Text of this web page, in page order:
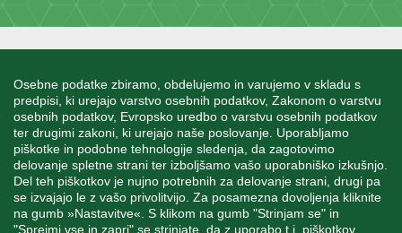
Osebne podatke zbiramo, obdelujemo in varujemo v skladu s
predpisi, ki urejajo varstvo osebnih podatkov, Zakonom o varstvu
osebnih podatkov, Evropsko uredbo o varstvu osebnih podatkov
ter drugimi zakoni, ki urejajo naše poslovanje. Uporabljamo
piškotke in podobne tehnologije sledenja, da zagotovimo
delovanje spletne strani ter izboljšamo vašo uporabniško izkušnjo.
Del teh piškotkov je nujno potrebnih za delovanje strani, drugi pa
se izvajajo le z vašo privolitvijo. Za posamezna dovoljenja kliknite
na gumb »Nastavitve«. S klikom na gumb "Strinjam se" in
"Sprejmi vse in zapri" se strinjate, da z uporabo t.i. piškotkov
MOJ RAČUN
STORITEV ZA STRANKE